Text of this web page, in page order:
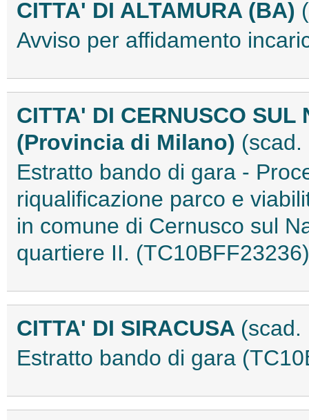
CITTA' DI ALTAMURA (BA)
Avviso per affidamento
CITTA' DI CERNUSCO SUL
(Provincia di Milano)
Estratto bando di gara -
riqualificazione parco e
in comune di Cernusco sul
quartiere II. (TC10BFF23236)
CITTA' DI SIRACUSA (scad.
Estratto bando di gara